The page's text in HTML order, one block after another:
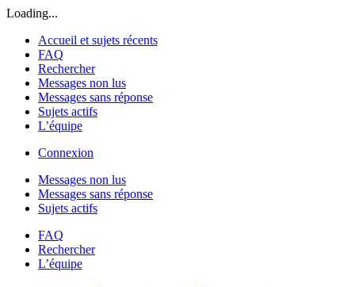
Loading...
Accueil et sujets récents
FAQ
Rechercher
Messages non lus
Messages sans réponse
Sujets actifs
L’équipe
Connexion
Messages non lus
Messages sans réponse
Sujets actifs
FAQ
Rechercher
L’équipe